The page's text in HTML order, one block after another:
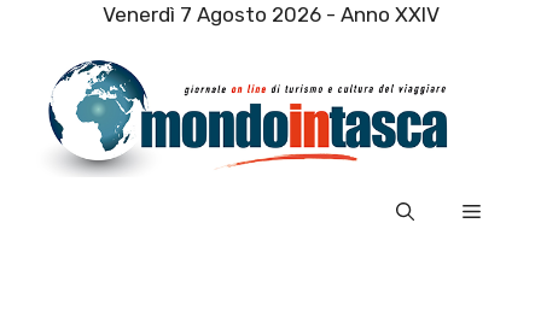
contenuto
Venerdì 7 Agosto 2026 - Anno XXIV
Menu